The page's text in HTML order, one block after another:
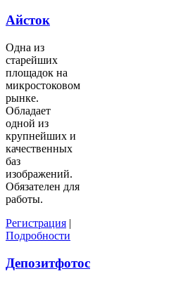
Айсток
Одна из
старейших
площадок на
микростоковом
рынке.
Обладает
одной из
крупнейших и
качественных
баз
изображений.
Обязателен для
работы.
Регистрация |
Подробности
Депозитфотос